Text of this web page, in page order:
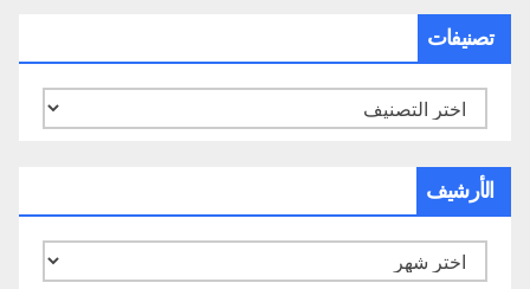
تصنيفات
تصنيفات
الأرشيف
الأرشيف